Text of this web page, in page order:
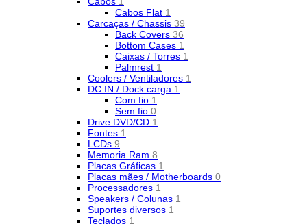
Cabos Flat 1
Carcaças / Chassis 39
Back Covers 36
Bottom Cases 1
Caixas / Torres 1
Palmrest 1
Coolers / Ventiladores 1
DC IN / Dock carga 1
Com fio 1
Sem fio 0
Drive DVD/CD 1
Fontes 1
LCDs 9
Memoria Ram 8
Placas Gráficas 1
Placas mães / Motherboards 0
Processadores 1
Speakers / Colunas 1
Suportes diversos 1
Teclados 1